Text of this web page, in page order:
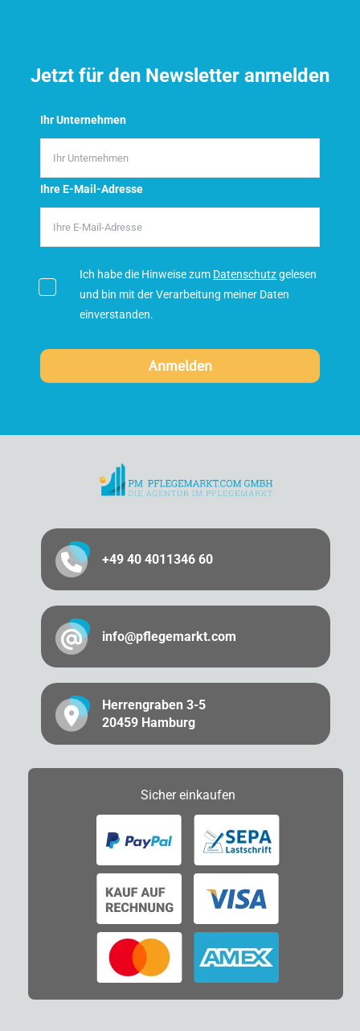
Jetzt für den Newsletter anmelden
Ihr Unternehmen
Ihre E-Mail-Adresse
Ich habe die Hinweise zum Datenschutzgelesen
und bin mit der Verarbeitung meiner Daten
einverstanden.
+49 40 4011346 60
info@pflegemarkt.com
Herrengraben 3-5
20459 Hamburg
Sichereinkaufen